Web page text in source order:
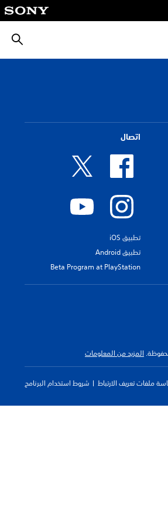
اتصال
تطبيق iOS
تطبيق Android
Beta Program at PlayStation
المزيد من المعلومات
ملفات تعريف الارتباط شروط استخدام البرنامج